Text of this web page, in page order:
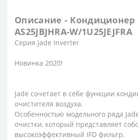
Описание - Кондиционер
AS25JBJHRA-W/1U25JEJFRA
Серия Jade Inverter
Новинка 2020!
Jade сочетает в себе функции
очистителя воздуха.
Особенностью модельного ряда
очистки, который представляет
высокоэффективный IFD фильтр.